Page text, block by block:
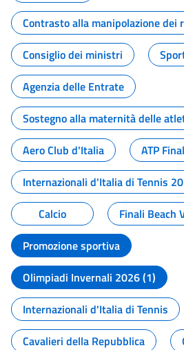
Contrasto alla manipolazione
Consiglio dei ministri
Agenzia delle Entrate
Sostegno alla maternità delle
Aero Club d'Italia
ATP
Internazionali d'Italia di Tennis
Calcio
Finali Beach
Promozione sportiva
Olimpiadi Invernali 2026 (1)
Internazionali d'Italia di Tennis
Cavalieri della Repubblica